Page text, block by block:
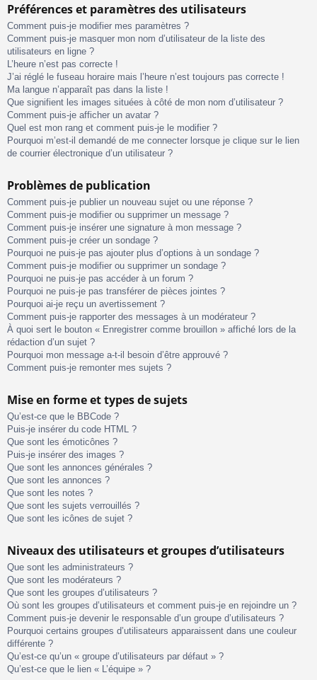
Préférences et paramètres des utilisateurs
Comment puis-je modifier mes paramètres ?
Comment puis-je masquer mon nom d’utilisateur de la liste des
utilisateurs en ligne ?
L’heure n’est pas correcte !
J’ai réglé le fuseau horaire mais l’heure n’est toujours pas correcte !
Ma langue n’apparaît pas dans la liste !
Que signifient les images situées à côté de mon nom d’utilisateur ?
Comment puis-je afficher un avatar ?
Quel est mon rang et comment puis-je le modifier ?
Pourquoi m’est-il demandé de me connecter lorsque je clique sur le lien
de courrier électronique d’un utilisateur ?
Problèmes de publication
Comment puis-je publier un nouveau sujet ou une réponse ?
Comment puis-je modifier ou supprimer un message ?
Comment puis-je insérer une signature à mon message ?
Comment puis-je créer un sondage ?
Pourquoi ne puis-je pas ajouter plus d’options à un sondage ?
Comment puis-je modifier ou supprimer un sondage ?
Pourquoi ne puis-je pas accéder à un forum ?
Pourquoi ne puis-je pas transférer de pièces jointes ?
Pourquoi ai-je reçu un avertissement ?
Comment puis-je rapporter des messages à un modérateur ?
À quoi sert le bouton « Enregistrer comme brouillon » affiché lors de la
rédaction d’un sujet ?
Pourquoi mon message a-t-il besoin d’être approuvé ?
Comment puis-je remonter mes sujets ?
Mise en forme et types de sujets
Qu’est-ce que le BBCode ?
Puis-je insérer du code HTML ?
Que sont les émoticônes ?
Puis-je insérer des images ?
Que sont les annonces générales ?
Que sont les annonces ?
Que sont les notes ?
Que sont les sujets verrouillés ?
Que sont les icônes de sujet ?
Niveaux des utilisateurs et groupes d’utilisateurs
Que sont les administrateurs ?
Que sont les modérateurs ?
Que sont les groupes d’utilisateurs ?
Où sont les groupes d’utilisateurs et comment puis-je en rejoindre un ?
Comment puis-je devenir le responsable d’un groupe d’utilisateurs ?
Pourquoi certains groupes d’utilisateurs apparaissent dans une couleur
différente ?
Qu’est-ce qu’un « groupe d’utilisateurs par défaut » ?
Qu’est-ce que le lien « L’équipe » ?